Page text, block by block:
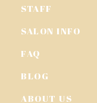
STAFF
SALON INFO
FAQ
BLOG
ABOUT US